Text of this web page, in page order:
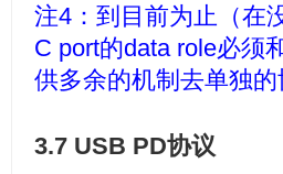
注4：到目前为止（在
C port的data role必须
供多余的机制去单独的
3.7 USB PD协议